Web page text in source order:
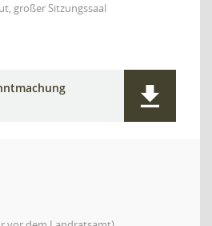
großer Sitzungssaal